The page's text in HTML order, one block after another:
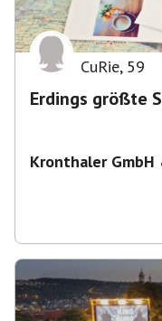
CuRie, 59
Erdings größte
Kronthaler GmbH